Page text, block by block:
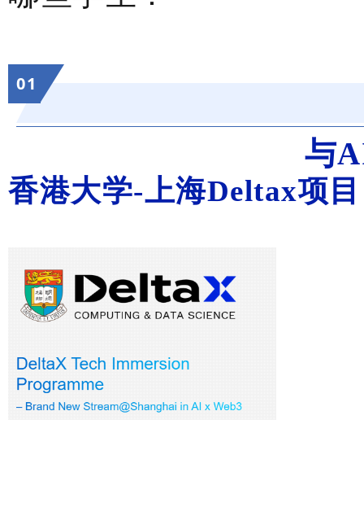
01
与
香港大学-上海Deltax项目